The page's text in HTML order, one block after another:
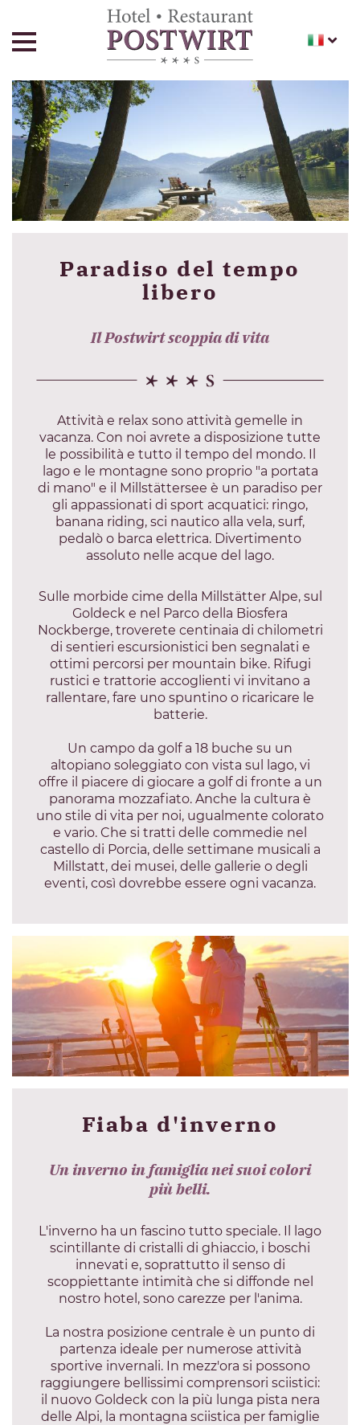
Paradiso del tempo
libero
Il Postwirt scoppia di vita
Attività e relax sono attività gemelle in
vacanza. Con noi avrete a disposizione tutte
le possibilità e tutto il tempo del mondo. Il
lago e le montagne sono proprio "a portata
di mano" e il Millstättersee è un paradiso per
gli appassionati di sport acquatici: ringo,
banana riding, sci nautico alla vela, surf,
pedalò o barca elettrica. Divertimento
assoluto nelle acque del lago.
Sulle morbide cime della Millstätter Alpe, sul
Goldeck e nel Parco della Biosfera
Nockberge, troverete centinaia di chilometri
di sentieri escursionistici ben segnalati e
ottimi percorsi per mountain bike. Rifugi
rustici e trattorie accoglienti vi invitano a
rallentare, fare uno spuntino o ricaricare le
batterie.
Un campo da golf a 18 buche su un
altopiano soleggiato con vista sul lago, vi
offre il piacere di giocare a golf di fronte a un
panorama mozzafiato. Anche la cultura è
uno stile di vita per noi, ugualmente colorato
e vario. Che si tratti delle commedie nel
castello di Porcia, delle settimane musicali a
Millstatt, dei musei, delle gallerie o degli
eventi, così dovrebbe essere ogni vacanza.
Fiaba d'inverno
Un inverno in famiglia nei suoi colori
più belli.
L'inverno ha un fascino tutto speciale. Il lago
scintillante di cristalli di ghiaccio, i boschi
innevati e, soprattutto il senso di
scoppiettante intimità che si diffonde nel
nostro hotel, sono carezze per l'anima.
La nostra posizione centrale è un punto di
partenza ideale per numerose attività
sportive invernali. In mezz'ora si possono
raggiungere bellissimi comprensori sciistici:
il nuovo Goldeck con la più lunga pista nera
delle Alpi, la montagna sciistica per famiglie